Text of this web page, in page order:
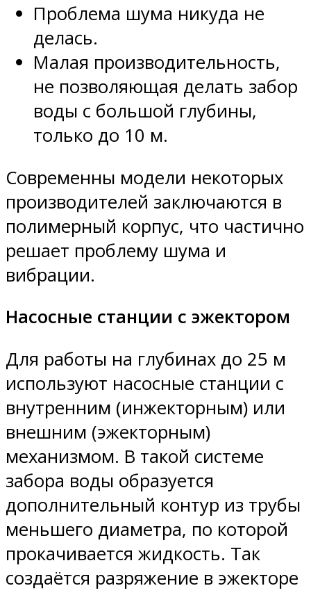
Проблема шума никуда не
делась.
Малая производительность,
не позволяющая делать забор
воды с большой глубины,
только до 10 м.
Современны модели некоторых
производителей заключаются в
полимерный корпус, что частично
решает проблему шума и
вибрации.
Насосные станции с эжектором
Для работы на глубинах до 25 м
используют насосные станции с
внутренним (инжекторным) или
внешним (эжекторным)
механизмом. В такой системе
забора воды образуется
дополнительный контур из трубы
меньшего диаметра, по которой
прокачивается жидкость. Так
создаётся разряжение в эжекторе